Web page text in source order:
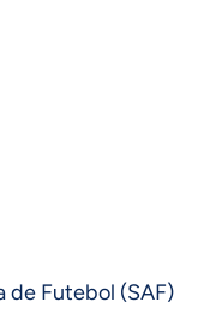
de Futebol (SAF)